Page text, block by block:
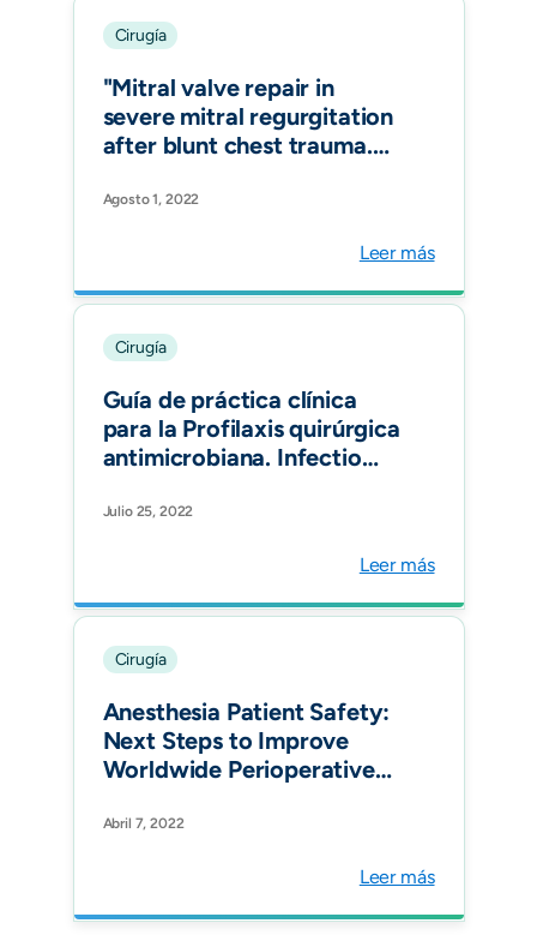
Cirugía
"Mitral valve repair in
severe mitral regurgitation
after blunt chest trauma.
Agosto 1, 2022
Leer más
Cirugía
Guía de práctica clínica
para la Profilaxis quirúrgica
antimicrobiana. Infectio
Julio 25, 2022
Leer más
Cirugía
Anesthesia Patient Safety:
Next Steps to Improve
Worldwide Perioperative
Analg.
Abril 7, 2022
Leer más